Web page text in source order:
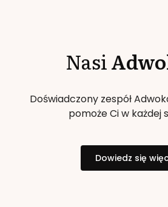
Nasi
Doświadczony zespół
pomoże Ci w każdej
Dowiedz się